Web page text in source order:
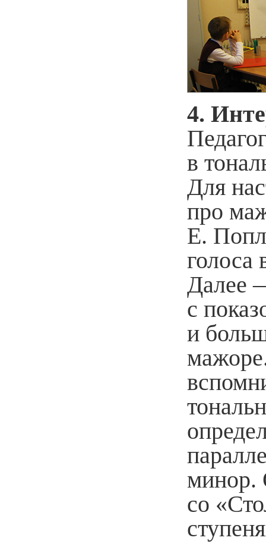
4.
в
Для
про
Е.
голоса
Далее
с
и
минор.
со